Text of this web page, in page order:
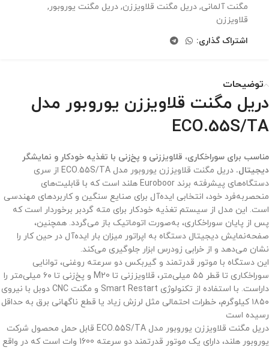
مگنت آلمانی, دریل مگنت قلاویززن, دریل مگنت یوروبور ,
قلاویززن
اشتراک گذاری:
توضیحات
دریل مگنت قلاویززن یوروبور مدل
ECO.55S/TA
مناسب برای سوراخکاری، قلاویززنی و پخ‌زنی با تغذیه خودکار و نمایشگر
دیجیتال.
دریل مگنت قلاویززن یوروبور مدل ECO.55S/TA از سری
دستگاه‌های پیشرفته برند Euroboor هلند است که با قابلیت‌های
منحصربه‌فرد خود، انتخابی ایده‌آل برای صنایع سنگین و کاربردهای مهندسی
است. این مدل از سیستم تغذیه خودکار برای مته گردبر برخوردار است که
پس از پایان سوراخکاری، به‌صورت اتوماتیک باز می‌گردد. همچنین،
صفحه‌نمایش دیجیتال دستگاه به اپراتور میزان بار ایده‌آل در حین کار را
نشان می‌دهد و از خرابی زودرس ابزار جلوگیری می‌کند.
این دستگاه با موتور قدرتمند و گیربکس دو سرعته روغنی، توانایی
سوراخکاری تا قطر ۵۵ میلی‌متر، قلاویززنی تا M20 و پخ‌زنی تا ۶۰ میلی‌متر را
داراست. با استفاده از تکنولوژی Smart Restart و مگنت CNC دوبل با نیروی
۱۸۵۰ کیلوگرم، خطرات احتمالی مثل لرزش زیاد یا قطع ناگهانی برق به حداقل
رسیده است
دریل مگنت قلاویززن یوروبور مدل ECO.55S/TA قابل حمل محصول شرکت
یوروبور هلند، دارای یک موتور قدرتمند دو سرعته 1600 وات است که در واقع